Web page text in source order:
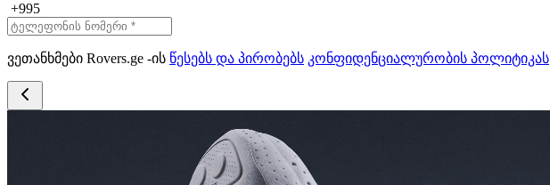
+995
ვეთანხმები Rovers.ge -ის წესებს და პირობებს კონფიდენციალურობის პოლიტიკას